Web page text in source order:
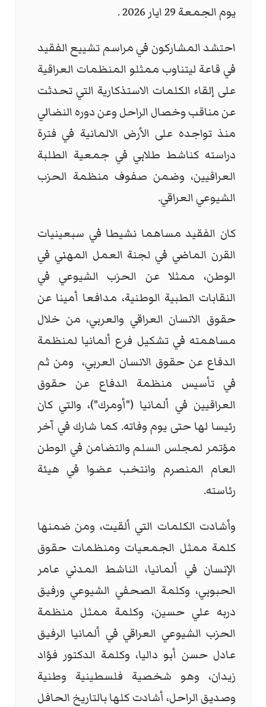
يوم الجمعة 29 ايار 2026
.
احتشد المشاركون في مراسم تشييع الفقيد
في قاعة ليتناوب ممثلو المنظمات العراقية
على إلقاء الكلمات الاستذكارية التي تحدثت
عن مناقب وخصال الراحل وعن دوره النضالي
منذ تواجده على الأرض الالمانية في فترة
دراسته كناشط طلابي في جمعية الطلبة
العراقيين، وضمن صفوف منظمة الحزب
الشيوعي العراقي.
كان الفقيد مساهما نشيطا في سبعينيات
القرن الماضي في لجنة العمل المهني في
الوطن، ممثلا عن الحزب الشيوعي في
النقابات الطبية الوطنية، مدافعا أمينا عن
حقوق الانسان العراقي والعربي، من خلال
مساهمته في تشكيل فرع ألمانيا لمنظمة
الدفاع عن حقوق الانسان العربي، ومن ثم
في تأسيس منظمة الدفاع عن حقوق
العراقيين في ألمانيا ("أومرك")، والتي كان
رئيسا لها حتى يوم وفاته. كما شارك في آخر
مؤتمر لمجلس السلم والتضامن في الوطن
العام المنصرم وانتخب عضوا في هيئة
رئاسته.
وأشادت الكلمات التي ألقيت، ومن ضمنها
كلمة ممثل الجمعيات ومنظمات حقوق
الإنسان في ألمانيا، الناشط المدني عامر
الحبوبي، وكلمة الصحفي الشيوعي ورفيق
دربه علي حسين، وكلمة ممثل منظمة
الحزب الشيوعي العراقي في ألمانيا الرفيق
عادل حسن أبو داليا، وكلمة الدكتور فؤاد
زيدان، وهو شخصية فلسطينية وطنية
وصديق الراحل، أشادت كلها بالتاريخ الحافل